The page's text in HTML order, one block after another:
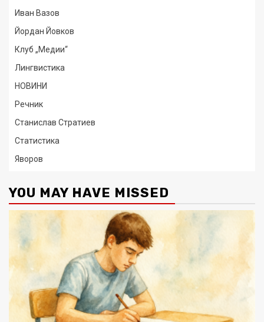
Иван Вазов
Йордан Йовков
Клуб „Медии“
Лингвистика
НОВИНИ
Речник
Станислав Стратиев
Статистика
Яворов
YOU MAY HAVE MISSED